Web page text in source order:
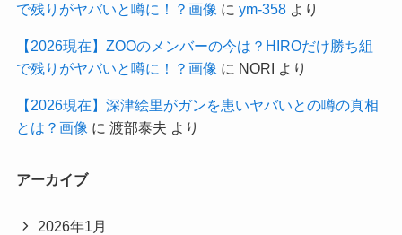
で残りがヤバいと噂に！？画像 に ym-358より
【2026現在】ZOOのメンバーの今は？HIROだけ勝ち組
で残りがヤバいと噂に！？画像 に NORI より
【2026現在】深津絵里がガンを患いヤバいとの噂の真相
とは？画像 に 渡部泰夫 より
アーカイブ
2026年1月